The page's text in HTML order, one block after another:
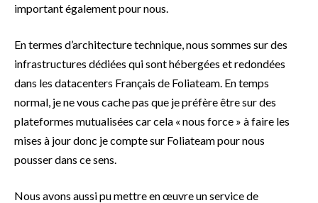
important également pour nous.
En termes d’architecture technique, nous sommes sur des
infrastructures dédiées qui sont hébergées et redondées
dans les datacenters Français de Foliateam. En temps
normal, je ne vous cache pas que je préfère être sur des
plateformes mutualisées car cela « nous force » à faire les
mises à jour donc je compte sur Foliateam pour nous
pousser dans ce sens.
Nous avons aussi pu mettre en œuvre un service de